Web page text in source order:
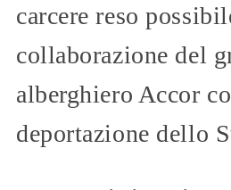
carcere reso
collaborazione del
alberghiero Accor
deportazione dello